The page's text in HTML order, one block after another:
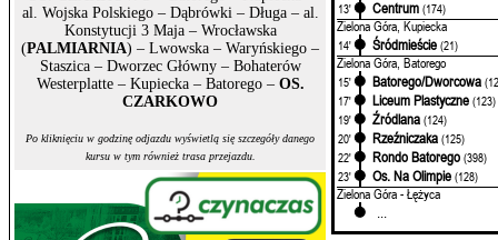
al. Wojska Polskiego – Dąbrówki – Długa – al.
Konstytucji 3 Maja – Wrocławska
(PALMIARNIA) – Lwowska – Waryńskiego –
Staszica – Dworzec Główny – Bohaterów
Westerplatte – Kupiecka – Batorego – OS.
CZARKOWO
Po kliknięciu w godzinę odjazdu wyświetlą się szczegóły danego
kursu w tym również trasa przejazdu.
13' Centrum (174)
Zielona Góra, Kupiecka
14' Śródmieście (21)
Zielona Góra, Batorego
15' Batorego/Dworcowa
17'
Liceum Plastyczne (123)
19'
Źródlana (124)
20'
Rzeźniczaka (125)
22'
Rondo Batorego (398)
23'
Os. Na Olimpie (128)
Zielona Góra - Łężyca